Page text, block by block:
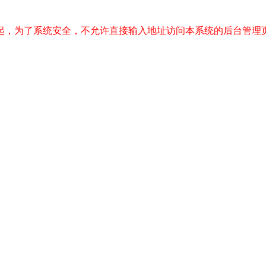
，为了系统安全，不允许直接输入地址访问本系统的后台管理